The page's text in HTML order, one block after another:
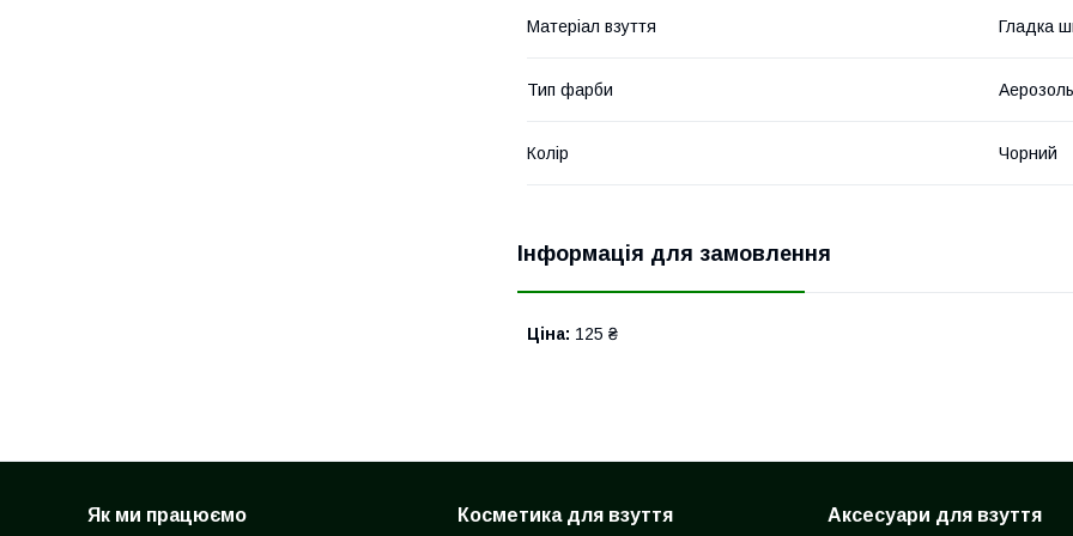
Матеріал взуття Гладка
Тип фарби Аерозоль
Колір Чорний
Інформація для замовлення
Ціна: 125 ₴
Як ми працюємо Косметика для взуття Аксесуари для взуття